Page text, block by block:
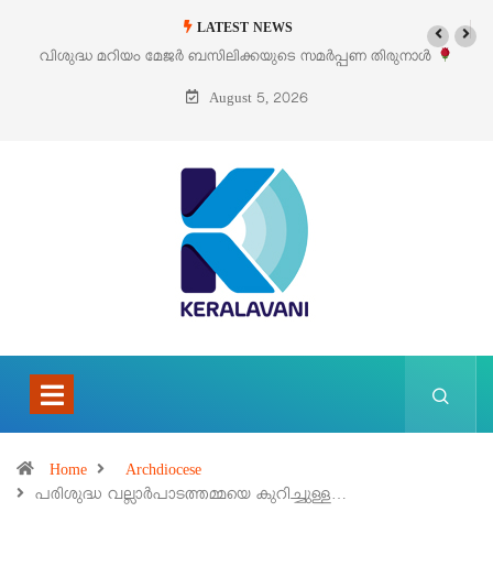
LATEST NEWS
‘പെറ്റൽസ്’ ലൈഫ് സ്റ്റൈൽ എക്സിബിഷനും സെയിലും
പെരുമാനൂരിൽ
August 5, 2026
Home
Archdiocese
പരിശുദ്ധ വല്ലാര്‍പാടത്തമ്മയെ കുറിച്ചുള്ള…